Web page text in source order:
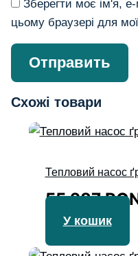
Зберегти моє ім'я,
цьому браузері для
Схожі товари
Тепловий насос
55 287
У кошик